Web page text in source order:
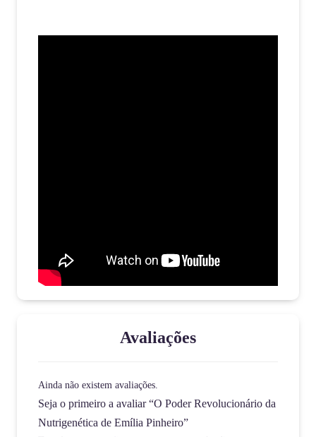
Avaliações
Ainda não existem avaliações.
Seja o primeiro a avaliar “O Poder Revolucionário da
Nutrigenética de Emília Pinheiro”